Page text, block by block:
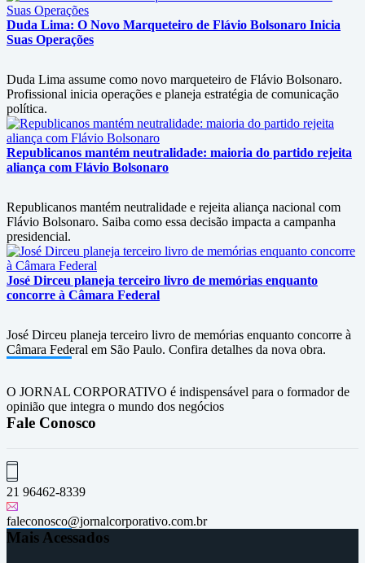
Duda Lima: O Novo Marqueteiro de Flávio Bolsonaro Inicia
Suas Operações
Duda Lima assume como novo marqueteiro de Flávio Bolsonaro.
Profissional inicia operações e planeja estratégia de comunicação
política.
Republicanos mantém neutralidade: maioria do partido rejeita
aliança com Flávio Bolsonaro
Republicanos mantém neutralidade e rejeita aliança nacional com
Flávio Bolsonaro. Saiba como essa decisão impacta a campanha
presidencial.
José Dirceu planeja terceiro livro de memórias enquanto
concorre à Câmara Federal
José Dirceu planeja terceiro livro de memórias enquanto concorre à
Câmara Federal em São Paulo. Confira detalhes da nova obra.
O JORNAL CORPORATIVO é indispensável para o formador de
opinião que integra o mundo dos negócios
Fale Conosco
21 96462-8339
faleconosco@jornalcorporativo.com.br
Mais Acessados